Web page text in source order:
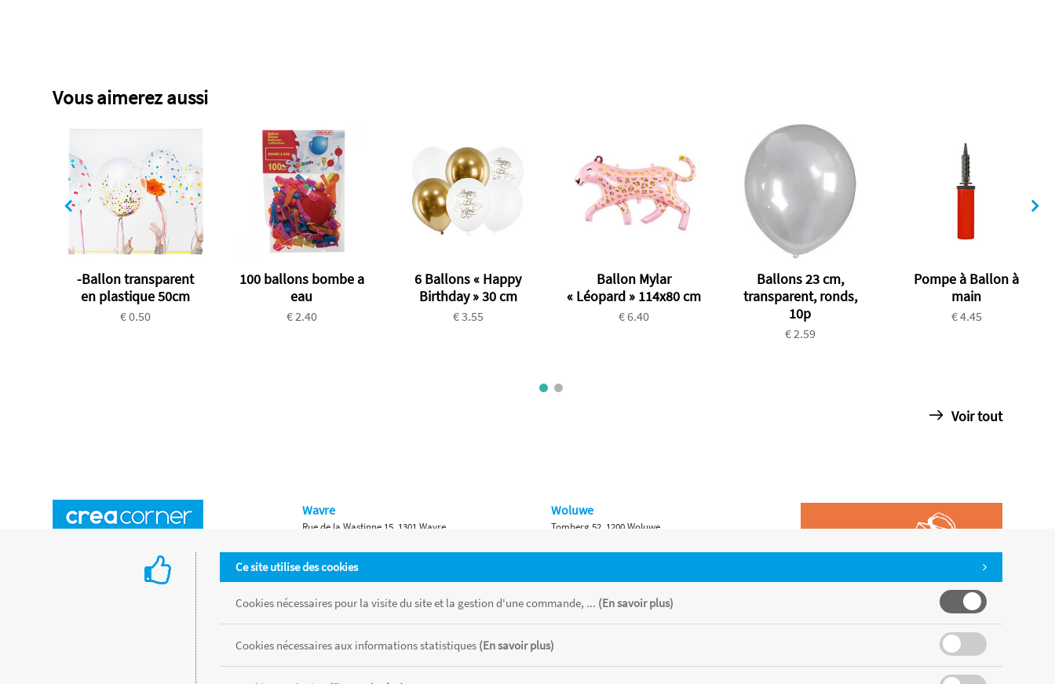
Vous aimerez aussi
-Ballon transparent
en plastique 50cm
€ 0.50
100 ballons bombe a
eau
€ 2.40
6 Ballons « Happy
Birthday » 30 cm
€ 3.55
Ballon Mylar
« Léopard » 114x80 cm
€ 6.40
Ballons 23 cm,
transparent, ronds,
10p
€ 2.59
Pompe à Ballon à
main
€ 4.45
Voir tout
Ce site utilise des cookies
Cookies nécessaires pour la visite du site et la gestion d'une commande, ... (En savoir plus)
Cookies nécessaires aux informations statistiques (En savoir plus)
Wavre
Rue de la Wastinne 15, 1301 Wavre
Waterloo
Chaussée de Bruxelles 315, 1410 Waterloo
Woluwe
Tomberg 52, 1200 Woluwe
Namur